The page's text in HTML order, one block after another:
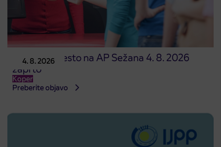
4. 8. 2026
Prodajno mesto na AP Sežana 4. 8. 2026
zaprto
Koper
Preberite objavo